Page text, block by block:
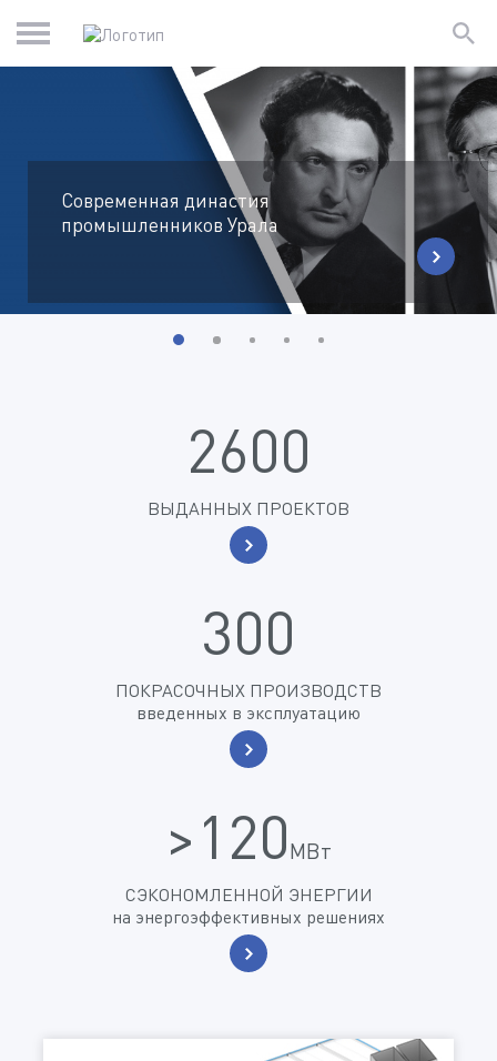
Современная династия
промышленников Урала
2600
ВЫДАННЫХ ПРОЕКТОВ
300
ПОКРАСОЧНЫХ ПРОИЗВОДСТВ
введенных в эксплуатацию
>120МВт
СЭКОНОМЛЕННОЙ ЭНЕРГИИ
на энергоэффективных решениях